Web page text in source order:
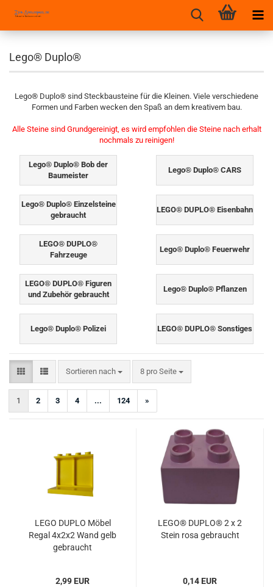
Lego® Duplo®
Lego® Duplo® sind Steckbausteine für die Kleinen. Viele verschiedene
Formen und Farben wecken den Spaß an dem kreativem bau.
Alle Steine sind Grundgereinigt, es wird empfohlen die Steine nach erhalt
nochmals zu reinigen!
Lego® Duplo® Bob der
Baumeister
Lego® Duplo® CARS
Lego® Duplo® Einzelsteine
gebraucht
LEGO® DUPLO® Eisenbahn
LEGO® DUPLO®
Fahrzeuge
Lego® Duplo® Feuerwehr
LEGO® DUPLO® Figuren
und Zubehör gebraucht
Lego® Duplo® Pflanzen
Lego® Duplo® Polizei LEGO® DUPLO® Sonstiges
Sortieren nach
Sortieren nach 8 pro Seite
pro Seite
1 2 3 4 ... 124 »
LEGO DUPLO Möbel
Regal 4x2x2 Wand gelb
gebraucht
2,99 EUR
LEGO® DUPLO® 2 x 2
Stein rosa gebraucht
0,14 EUR